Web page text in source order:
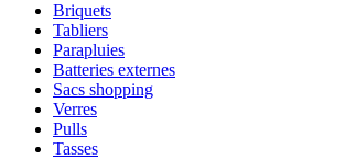
Briquets
Tabliers
Parapluies
Batteries externes
Sacs shopping
Verres
Pulls
Tasses